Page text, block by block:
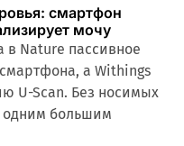
смартфон
мочу
в Nature пассивное
а Withings
U-Scan. Без носимых
одним большим